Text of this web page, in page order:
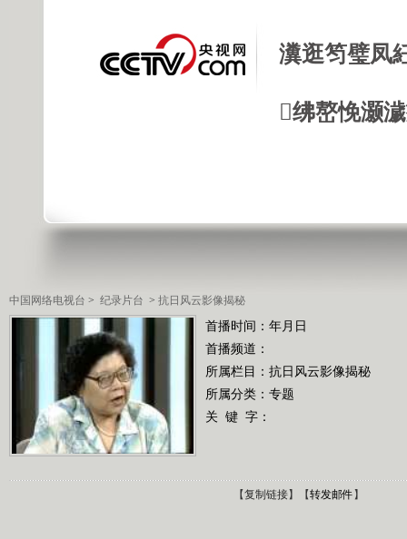
瀵逛笉璧凤
绋嶅悗灏
中国网络电视台 > 纪录片台 > 抗日风云影像揭秘
首播时间：年月日
首播频道：
所属栏目： 抗日风云影像揭秘
所属分类：专题
关 键 字：
【复制链接】【转发邮件】